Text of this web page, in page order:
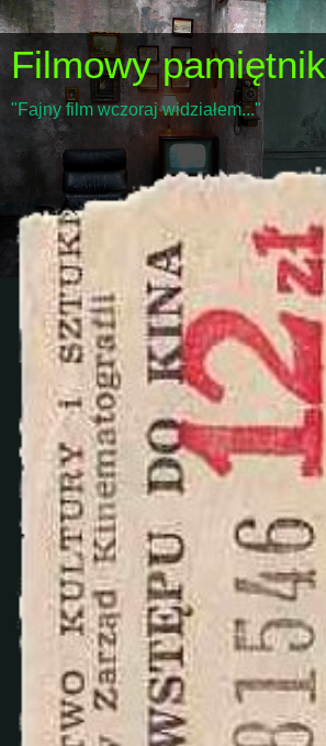
Filmowy pamiętnik
"Fajny film wczoraj widziałem..."